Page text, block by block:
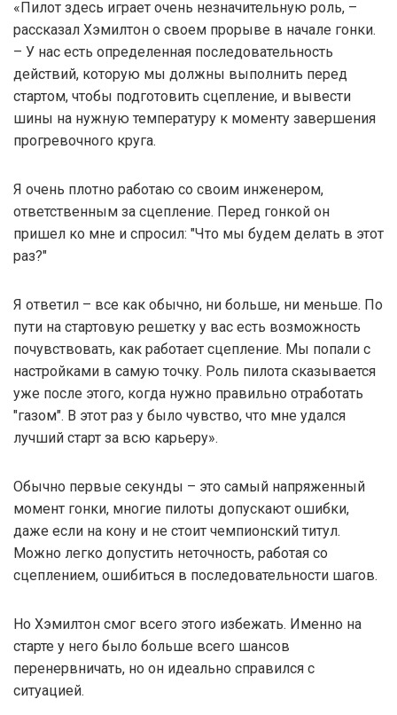
«Пилот здесь играет очень незначительную роль, –
рассказал Хэмилтон о своем прорыве в начале гонки.
– У нас есть определенная последовательность
действий, которую мы должны выполнить перед
стартом, чтобы подготовить сцепление, и вывести
шины на нужную температуру к моменту завершения
прогревочного круга.
Я очень плотно работаю со своим инженером,
ответственным за сцепление. Перед гонкой он
пришел ко мне и спросил: "Что мы будем делать в этот
раз?"
Я ответил – все как обычно, ни больше, ни меньше. По
пути на стартовую решетку у вас есть возможность
почувствовать, как работает сцепление. Мы попали с
настройками в самую точку. Роль пилота сказывается
уже после этого, когда нужно правильно отработать
"газом". В этот раз у было чувство, что мне удался
лучший старт за всю карьеру».
Обычно первые секунды – это самый напряженный
момент гонки, многие пилоты допускают ошибки,
даже если на кону и не стоит чемпионский титул.
Можно легко допустить неточность, работая со
сцеплением, ошибиться в последовательности шагов.
Но Хэмилтон смог всего этого избежать. Именно на
старте у него было больше всего шансов
перенервничать, но он идеально справился с
ситуацией.